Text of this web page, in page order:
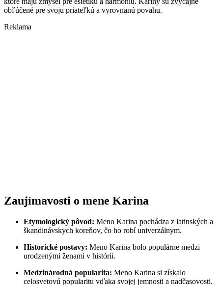
obľúčené pre svoju priateľkú a vyrovnanú povahu.
Reklama
Zaujímavosti o mene Karina
Etymologický pôvod: Meno Karina pochádza z latinských a
škandinávskych koreňov, čo ho robí univerzálnym.
Historické postavy: Meno Karina bolo populárne medzi
urodzenými ženami v histórii.
Medzinárodná popularita: Meno Karina si získalo
celosvetovú popularitu vďaka svojej jemnosti a nadčasovosti.